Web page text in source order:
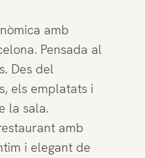
amb
Pensada al
Des del
els emplatats i
la sala.
amb
i elegant de